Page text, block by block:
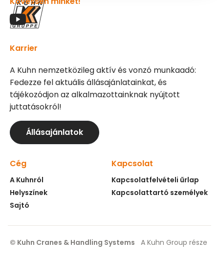
Karrier
A Kuhn nemzetközileg aktív és vonzó munkaadó:
Fedezze fel aktuális állásajánlatainkat, és
tájékozódjon az alkalmazottainknak nyújtott
juttatásokról!
Állásajánlatok
Cég
A Kuhnról
Helyszínek
Sajtó
Kapcsolat
Kapcsolatfelvételi űrlap
Kapcsolattartó személyek
© Kuhn Cranes & Handling Systems A Kuhn Group része